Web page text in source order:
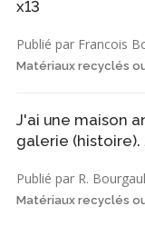
x13
Publié par Francois
Matériaux recyclés
J'ai une maison
galerie
Publié par R.
Matériaux recyclés